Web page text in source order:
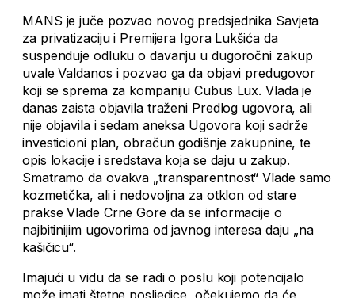
MANS je juče pozvao novog predsjednika Savjeta
za privatizaciju i Premijera Igora Lukšića da
suspenduje odluku o davanju u dugoročni zakup
uvale Valdanos i pozvao ga da objavi predugovor
koji se sprema za kompaniju Cubus Lux. Vlada je
danas zaista objavila traženi Predlog ugovora, ali
nije objavila i sedam aneksa Ugovora koji sadrže
investicioni plan, obračun godišnje zakupnine, te
opis lokacije i sredstava koja se daju u zakup.
Smatramo da ovakva „transparentnost“ Vlade samo
kozmetička, ali i nedovoljna za otklon od stare
prakse Vlade Crne Gore da se informacije o
najbitinijim ugovorima od javnog interesa daju „na
kašičicu“.
Imajući u vidu da se radi o poslu koji potencijalo